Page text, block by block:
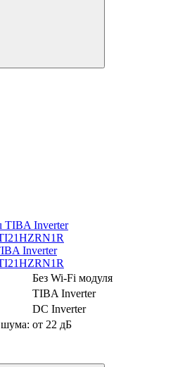
Inverter
Без Wi-Fi модуля
TIBA Inverter
DC Inverter
от 22 дБ